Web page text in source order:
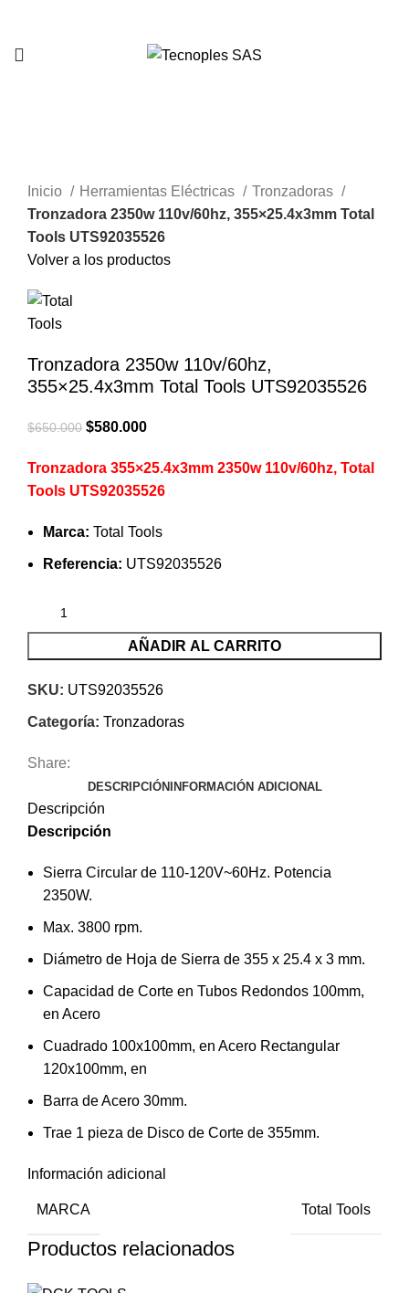
Inicio
Herramientas Eléctricas
Tronzadoras
Tronzadora 2350w 110v/60hz, 355×25.4x3mm Total
Tools UTS92035526
Volver a los productos
Tronzadora 2350w 110v/60hz,
355×25.4x3mm Total Tools UTS92035526
$650.000 El
original
era:
$580.000El
actual
es:
Tronzadora 355×25.4x3mm 2350w 110v/60hz, Total
Tools UTS92035526
Marca: Total Tools
Referencia: UTS92035526
AÑADIR AL CARRITO
SKU: UTS92035526
Categoría: Tronzadoras
Share:
DESCRIPCIÓN INFORMACIÓN ADICIONAL
Descripción
Descripción
Sierra Circular de 110-120V~60Hz. Potencia
2350W.
Max. 3800 rpm.
Diámetro de Hoja de Sierra de 355 x 25.4 x 3 mm.
Capacidad de Corte en Tubos Redondos 100mm,
en Acero
Cuadrado 100x100mm, en Acero Rectangular
120x100mm, en
Barra de Acero 30mm.
Trae 1 pieza de Disco de Corte de 355mm.
Información adicional
MARCA Total Tools
Productos relacionados